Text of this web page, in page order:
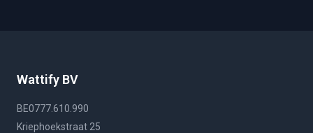
Wattify BV
BE0777.610.990
Kriephoekstraat 25